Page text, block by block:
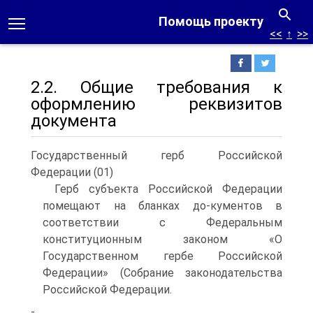
Помощь проекту
<< ↑ >>
2.2. Общие требования к
оформлению реквизитов
документа
Государственный герб Российской
Федерации (01)
Герб субъекта Российской Федерации
помещают на бланках до-кументов в
соответствии с Федеральным
конституционным законом «О
Государственном гербе Российской
Федерации» (Собрание законодательства
Российской Федерации.